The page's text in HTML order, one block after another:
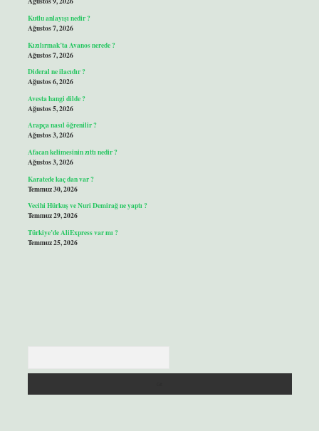
Kutlu anlayışı nedir ?
Ağustos 7, 2026
Kızılırmak’ta Avanos nerede ?
Ağustos 7, 2026
Dideral ne ilacıdır ?
Ağustos 6, 2026
Avesta hangi dilde ?
Ağustos 5, 2026
Arapça nasıl öğrenilir ?
Ağustos 3, 2026
Afacan kelimesinin zıttı nedir ?
Ağustos 3, 2026
Karatede kaç dan var ?
Temmuz 30, 2026
Vecihi Hürkuş ve Nuri Demirağ ne yaptı ?
Temmuz 29, 2026
Türkiye’de AliExpress var mı ?
Temmuz 25, 2026